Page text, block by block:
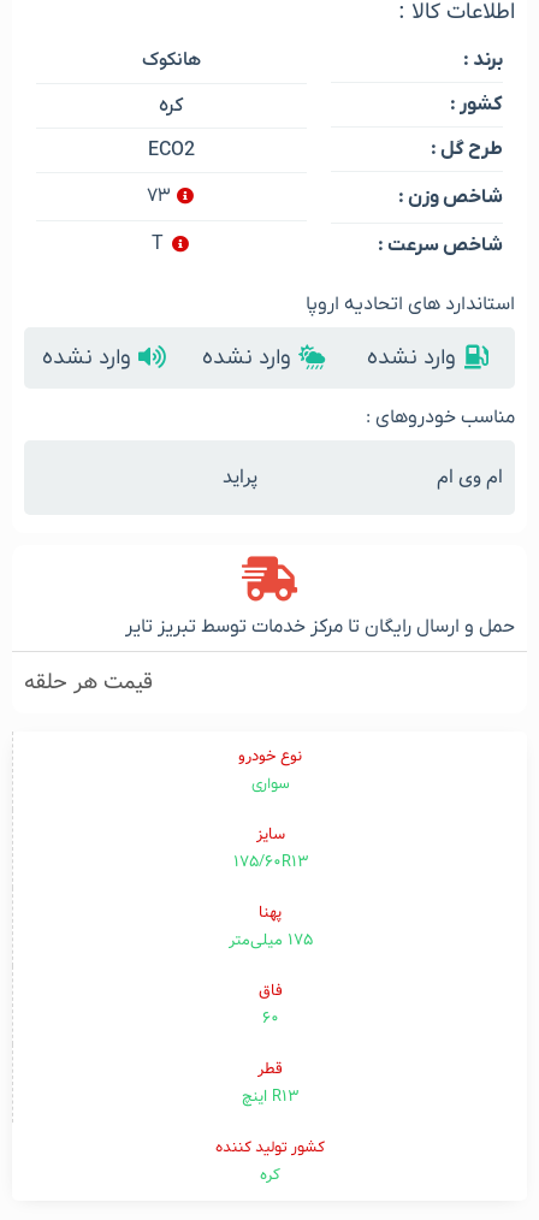
اطلاعات کالا :
برند :
کشور :
طرح گل :
شاخص وزن :
شاخص سرعت :
هانکوک
کره
ECO2
۷۳
T
استاندارد های اتحادیه اروپا
وارد نشده وارد نشده وارد نشده
مناسب خودروهای :
ام وی ام پراید
حمل و ارسال رایگان تا مرکز خدمات توسط تبریز تایر
قیمت هر حلقه
نوع خودرو
سواری
سایز
175/60R13
پهنا
۱۷۵ میلی‌متر
فاق
۶۰
قطر
R13 اینچ
کشور تولید کننده
کره